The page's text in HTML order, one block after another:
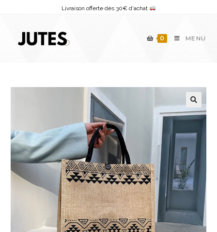
Livraison offerte dès 30€ d'achat
0 MENU